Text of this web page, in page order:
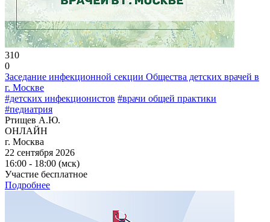
310
0
Заседание инфекционной секции Общества детских врачей в
г. Москве
#детских инфекционистов #врачи общей практики
#педиатрия
Ртищев А.Ю.
ОНЛАЙН
г. Москва
22 сентября 2026
16:00 - 18:00 (мск)
Участие бесплатное
Подробнее